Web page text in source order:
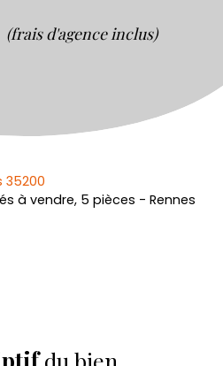
(frais d'agence inclus)
35200
à vendre, 5 pièces - Rennes